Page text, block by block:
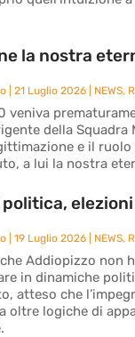
la nostra
|21 Luglio 2026 NEWS,
veniva
della Squadra
e il ruolo
a lui la nostra
elezioni
|19 Luglio 2026 NEWS,
Addiopizzo non
in dinamiche
atteso che
oltre logiche di